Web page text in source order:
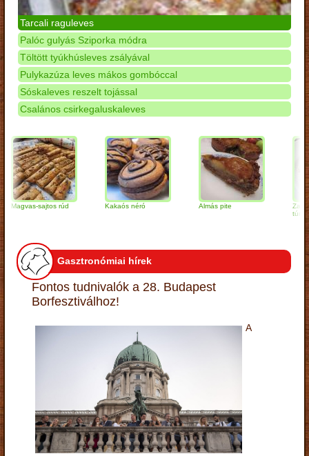
Tarcali raguleves
Palóc gulyás Sziporka módra
Töltött tyúkhúsleves zsályával
Pulykazúza leves mákos gombóccal
Sóskaleves reszelt tojással
Csalános csirkegaluskaleves
sajtos rúd Kakaós néró Almás pite
Zabpelyhes
túrógombóc
Gasztronómiai hírek
Fontos tudnivalók a 28. Budapest
Borfesztiválhoz!
A